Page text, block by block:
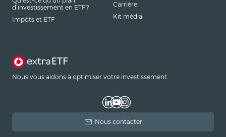
d’investissement en ETF?
Impôts et ETF
Carrière
Kit média
Nous vous aidons à optimiser votre investissement.
Nous contacter